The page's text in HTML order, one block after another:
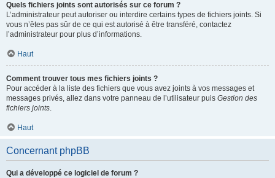
Quels fichiers joints sont autorisés sur ce forum ?
L’administrateur peut autoriser ou interdire certains types de fichiers joints. Si
vous n’êtes pas sûr de ce qui est autorisé à être transféré, contactez
l’administrateur pour plus d’informations.
Haut
Comment trouver tous mes fichiers joints ?
Pour accéder à la liste des fichiers que vous avez joints à vos messages et
messages privés, allez dans votre panneau de l’utilisateur puis Gestion des
fichiers joints.
Haut
Concernant phpBB
Qui a développé ce logiciel de forum ?